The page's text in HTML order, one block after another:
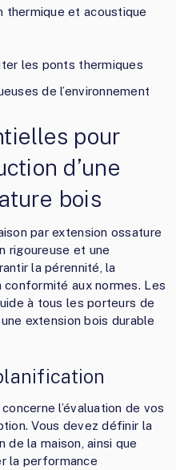
thermique et acoustique
les ponts thermiques
de l’environnement
pour
d’une
bois
par extension ossature
rigoureuse et une
la pérennité, la
aux normes. Les
à tous les porteurs de
extension bois durable
l’évaluation de vos
Vous devez définir la
de la maison, ainsi que
la performance